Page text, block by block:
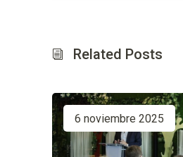
Related Posts
6 noviembre 2025